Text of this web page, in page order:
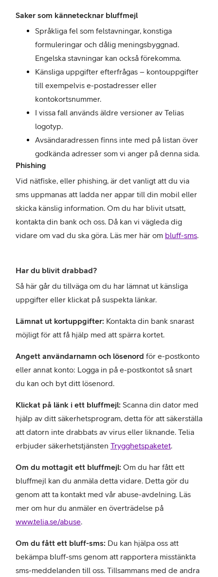
Saker som kännetecknar bluffmejl
Språkliga fel som felstavningar, konstiga
formuleringar och dålig meningsbyggnad.
Engelska stavningar kan också förekomma.
Känsliga uppgifter efterfrågas – kontouppgifter
till exempelvis e-postadresser eller
kontokortsnummer.
I vissa fall används äldre versioner av Telias
logotyp.
Avsändaradressen finns inte med på listan över
godkända adresser som vi anger på denna sida.
Phishing
Vid nätfiske, eller phishing, är det vanligt att du via
sms uppmanas att ladda ner appar till din mobil eller
skicka känslig information. Om du har blivit utsatt,
kontakta din bank och oss. Då kan vi vägleda dig
vidare om vad du ska göra. Läs mer här om bluff-sms.
Har du blivit drabbad?
Så här går du tillväga om du har lämnat ut känsliga
uppgifter eller klickat på suspekta länkar.
Lämnat ut kortuppgifter: Kontakta din bank snarast
möjligt för att få hjälp med att spärra kortet.
Angett användarnamn och lösenord för e-postkonto
eller annat konto: Logga in på e-postkontot så snart
du kan och byt ditt lösenord.
Klickat på länk i ett bluffmejl: Scanna din dator med
hjälp av ditt säkerhetsprogram, detta för att säkerställa
att datorn inte drabbats av virus eller liknande. Telia
erbjuder säkerhetstjänsten Trygghetspaketet.
Om du mottagit ett bluffmejl: Om du har fått ett
bluffmejl kan du anmäla detta vidare. Detta gör du
genom att ta kontakt med vår abuse-avdelning. Läs
mer om hur du anmäler en överträdelse på
www.telia.se/abuse.
Om du fått ett bluff-sms: Du kan hjälpa oss att
bekämpa bluff-sms genom att rapportera misstänkta
sms-meddelanden till oss. Tillsammans med de andra